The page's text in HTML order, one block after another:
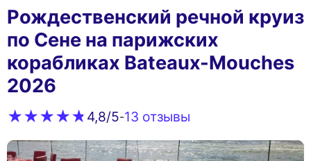
Рождественский речной круиз
по Сене на парижских
корабликах Bateaux-Mouches
2026
4,8/5-13 oтзывы